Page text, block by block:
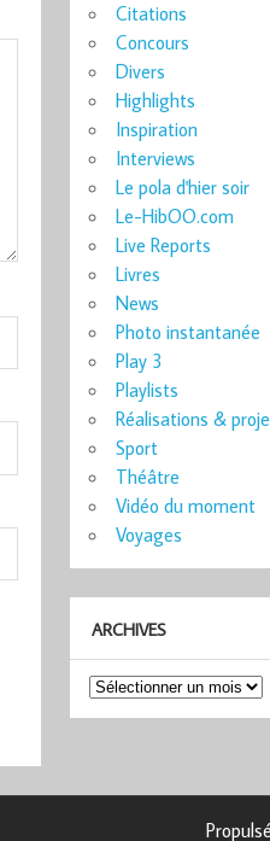
Citations
Concours
Divers
Highlights
Inspiration
Interviews
Le pola d'hier soir
Le-HibOO.com
Live Reports
Livres
News
Photo instantanée
Play 3
Playlists
Réalisations &
Sport
Théâtre
Vidéo du moment
Voyages
ARCHIVES
Archives